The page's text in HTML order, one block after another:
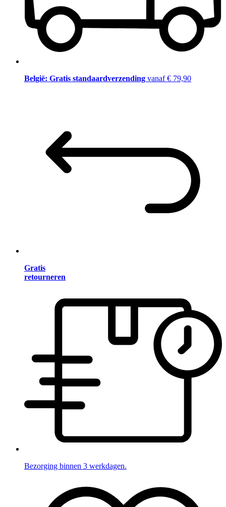
België: Gratis standaardverzending vanaf € 79,90
Gratis
retourneren
Bezorging binnen 3 werkdagen.